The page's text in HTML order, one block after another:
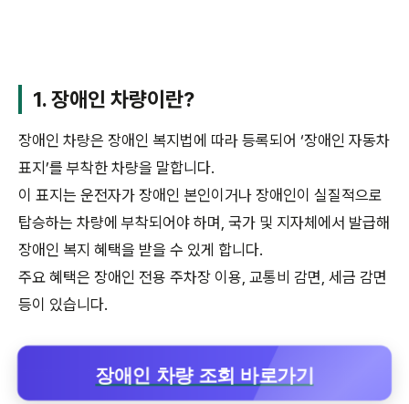
1. 장애인 차량이란?
장애인 차량은 장애인 복지법에 따라 등록되어 ‘장애인 자동차
표지’를 부착한 차량을 말합니다.
이 표지는 운전자가 장애인 본인이거나 장애인이 실질적으로
탑승하는 차량에 부착되어야 하며, 국가 및 지자체에서 발급해
장애인 복지 혜택을 받을 수 있게 합니다.
주요 혜택은 장애인 전용 주차장 이용, 교통비 감면, 세금 감면
등이 있습니다.
장애인 차량 조회 바로가기